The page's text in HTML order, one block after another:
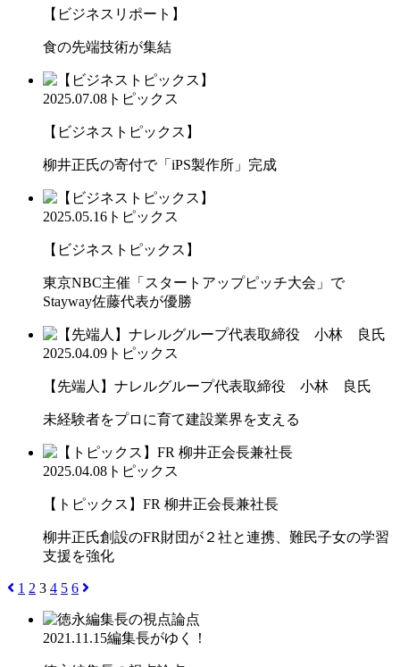
【ビジネスリポート】
食の先端技術が集結
2025.07.08 トピックス
【ビジネストピックス】
柳井正氏の寄付で「iPS製作所」完成
2025.05.16 トピックス
【ビジネストピックス】
東京NBC主催「スタートアップピッチ大会」で
Stayway佐藤代表が優勝
2025.04.09 トピックス
【先端人】ナレルグループ代表取締役 小林 良氏
未経験者をプロに育て建設業界を支える
2025.04.08 トピックス
【トピックス】FR 柳井正会長兼社長
柳井正氏創設のFR財団が２社と連携、難民子女の学習
支援を強化
1 2 3 4 5 6
2021.11.15編集長がゆく！